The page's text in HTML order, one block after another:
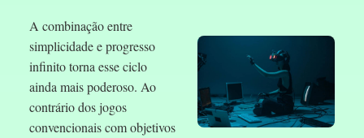
A combinação entre
simplicidade e progresso
infinito torna esse ciclo
ainda mais poderoso. Ao
contrário dos jogos
convencionais com objetivos